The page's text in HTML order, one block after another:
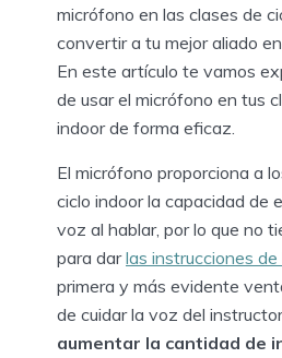
micrófono en las clases de
convertir a tu mejor aliado
En este artículo te vamos
de usar el micrófono en tus
indoor de forma eficaz.
El micrófono proporciona a
ciclo indoor la capacidad de
voz al hablar, por lo que no
para darlas instrucciones de
primera y más evidente
de cuidar la voz del
aumentar la cantidad de